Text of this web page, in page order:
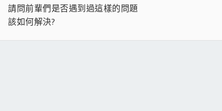
請問前輩們是否遇到過這樣的問題
該如何解決?